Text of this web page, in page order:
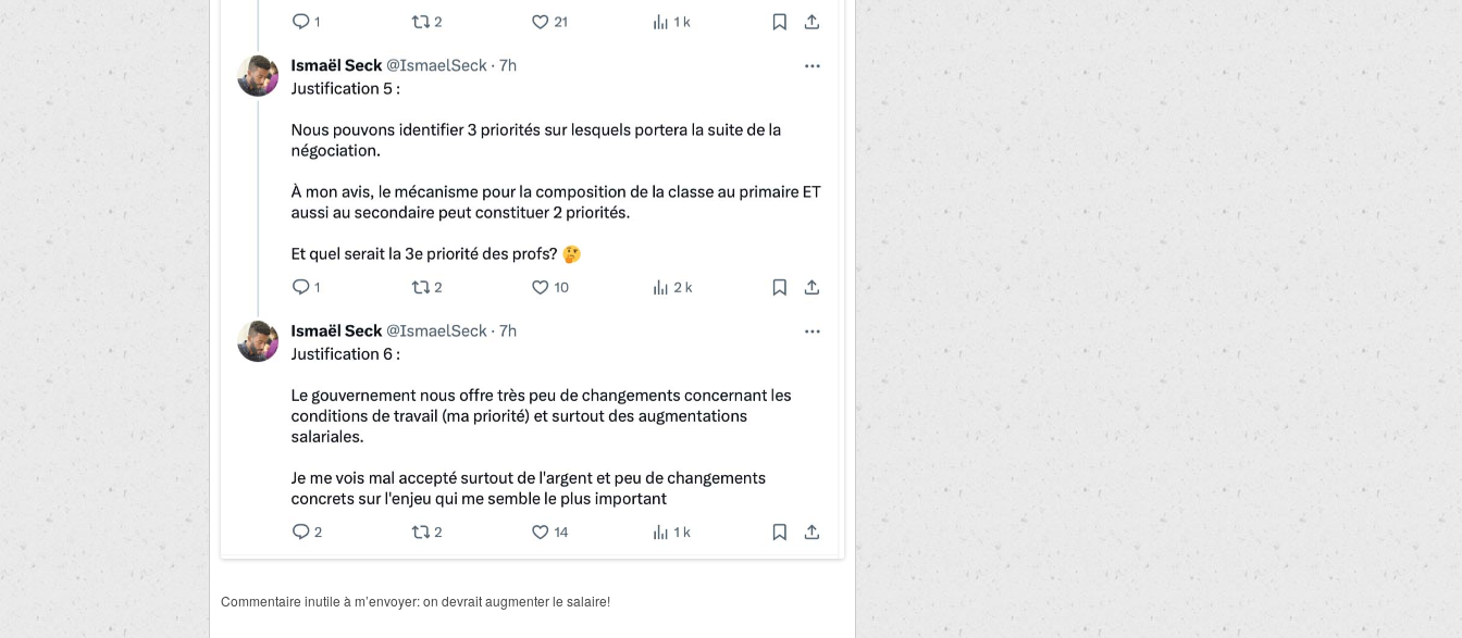
Commentaire inutile à m’envoyer:on devrait augmenter le salaire!